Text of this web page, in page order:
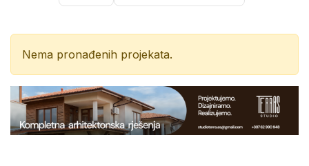
Nema pronađenih projekata.